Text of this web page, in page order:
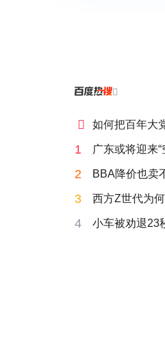

 如何把百年大
1 广东或将迎来“
2 BBA降价也卖
3 西方Z世代为何
4 小车被劝退23